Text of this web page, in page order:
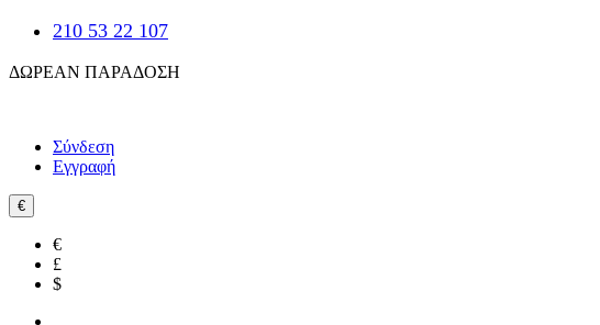
210 53 22 107
ΔΩΡΕΑΝ ΠΑΡΑΔΟΣΗ
Σύνδεση
Εγγραφή
€
€
£
$